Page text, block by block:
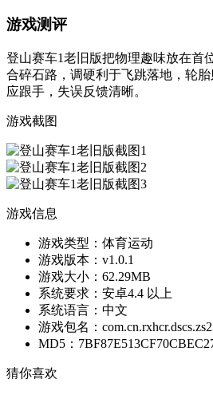
游戏测评
登山赛车1老旧版把物理趣味放在首
合碎石路，调硬利于飞跳落地，轮
应跟手，失误反馈清晰。
游戏截图
游戏信息
游戏类型： 体育运动
游戏版本： v1.0.1
游戏大小： 62.29MB
系统要求： 安卓4.4 以上
系统语言： 中文
游戏包名：
MD5：
猜你喜欢